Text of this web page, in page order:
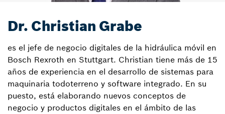
Dr. Christian Grabe
es el jefe de negocio digitales de la hidráulica móvil en
Bosch Rexroth en Stuttgart. Christian tiene más de 15
años de experiencia en el desarrollo de sistemas para
maquinaria todoterreno y software integrado. En su
puesto, está elaborando nuevos conceptos de
negocio y productos digitales en el ámbito de las